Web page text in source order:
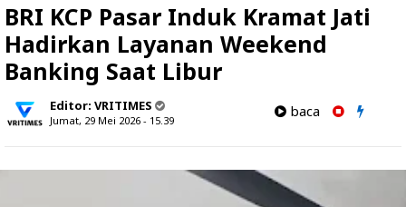
BRI KCP Pasar Induk Kramat Jati
Hadirkan Layanan Weekend
Banking Saat Libur
Editor: VRITIMES
Jumat, 29 Mei 2026 - 15.39
baca